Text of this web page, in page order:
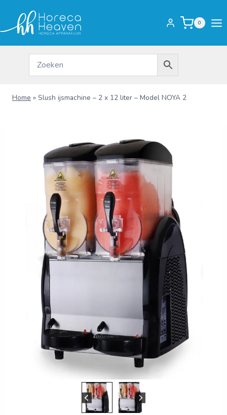
inhoud
0
Home » Slush ijsmachine – 2 x 12 liter – Model NOYA 2